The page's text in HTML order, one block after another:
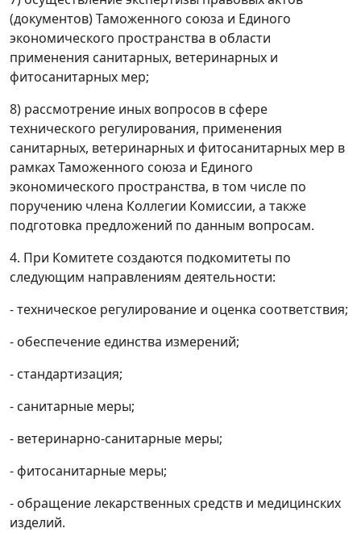
(документов) Таможенного союза и Единого
экономического пространства в области
применения санитарных, ветеринарных и
фитосанитарных мер;
8) рассмотрение иных вопросов в сфере
технического регулирования, применения
санитарных, ветеринарных и фитосанитарных мер в
рамках Таможенного союза и Единого
экономического пространства, в том числе по
поручению члена Коллегии Комиссии, а также
подготовка предложений по данным вопросам.
4. При Комитете создаются подкомитеты по
следующим направлениям деятельности:
- техническое регулирование и оценка соответствия;
- обеспечение единства измерений;
- стандартизация;
- санитарные меры;
- ветеринарно-санитарные меры;
- фитосанитарные меры;
- обращение лекарственных средств и медицинских
изделий.